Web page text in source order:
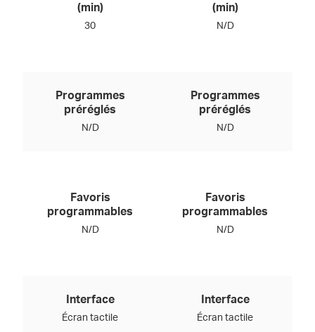
(min)
30
(min)
N/D
Programmes
préréglés
N/D
Programmes
préréglés
N/D
Favoris
programmables
N/D
Favoris
programmables
N/D
Interface
Écran tactile
Interface
Écran tactile